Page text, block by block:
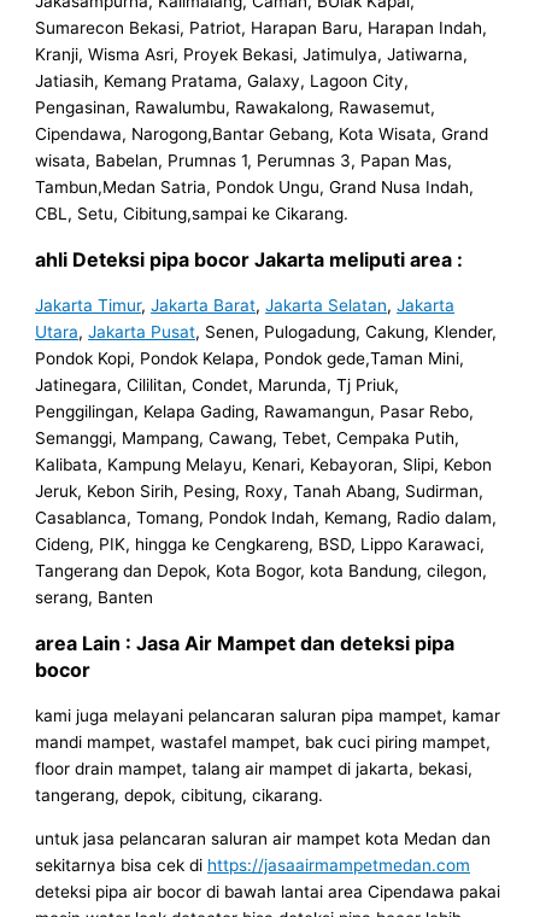
Sumarecon Bekasi, Patriot, Harapan Baru, Harapan Indah,
Kranji, Wisma Asri, Proyek Bekasi, Jatimulya, Jatiwarna,
Jatiasih, Kemang Pratama, Galaxy, Lagoon City,
Pengasinan, Rawalumbu, Rawakalong, Rawasemut,
Cipendawa, Narogong,Bantar Gebang, Kota Wisata, Grand
wisata, Babelan, Prumnas 1, Perumnas 3, Papan Mas,
Tambun,Medan Satria, Pondok Ungu, Grand Nusa Indah,
CBL, Setu, Cibitung,sampai ke Cikarang.
ahli Deteksi pipa bocor Jakarta meliputi area :
Jakarta Timur,Jakarta Barat,Jakarta Selatan,Jakarta
Utara,Jakarta Pusat, Senen, Pulogadung, Cakung, Klender,
Pondok Kopi, Pondok Kelapa, Pondok gede,Taman Mini,
Jatinegara, Cililitan, Condet, Marunda, Tj Priuk,
Penggilingan, Kelapa Gading, Rawamangun, Pasar Rebo,
Semanggi, Mampang, Cawang, Tebet, Cempaka Putih,
Kalibata, Kampung Melayu, Kenari, Kebayoran, Slipi, Kebon
Jeruk, Kebon Sirih, Pesing, Roxy, Tanah Abang, Sudirman,
Casablanca, Tomang, Pondok Indah, Kemang, Radio dalam,
Cideng, PIK, hingga ke Cengkareng, BSD, Lippo Karawaci,
Tangerang dan Depok, Kota Bogor, kota Bandung, cilegon,
serang, Banten
area Lain : Jasa Air Mampet dan deteksi pipa
bocor
kami juga melayani pelancaran saluran pipa mampet, kamar
mandi mampet, wastafel mampet, bak cuci piring mampet,
floor drain mampet, talang air mampet di jakarta, bekasi,
tangerang, depok, cibitung, cikarang.
untuk jasa pelancaran saluran air mampet kota Medan dan
sekitarnya bisa cek di https://jasaairmampetmedan.com
deteksi pipa air bocor di bawah lantai area Cipendawa pakai